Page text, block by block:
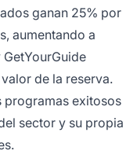
ganan 25% por
aumentando a
de la reserva.
programas exitosos
sector y su propia